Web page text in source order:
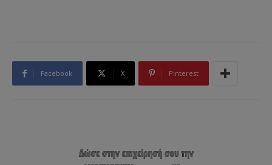
Facebook X Pinterest